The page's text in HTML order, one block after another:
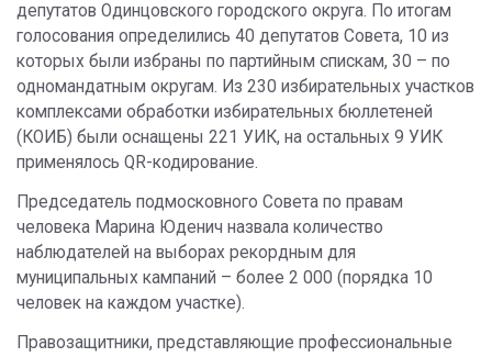
депутатов Одинцовского городского округа. По итогам
голосования определились 40 депутатов Совета, 10 из
которых были избраны по партийным спискам, 30 – по
одномандатным округам. Из 230 избирательных участков
комплексами обработки избирательных бюллетеней
(КОИБ) были оснащены 221 УИК, на остальных 9 УИК
применялось QR-кодирование.
Председатель подмосковного Совета по правам
человека Марина Юденич назвала количество
наблюдателей на выборах рекордным для
муниципальных кампаний – более 2 000 (порядка 10
человек на каждом участке).
Правозащитники, представляющие профессиональные